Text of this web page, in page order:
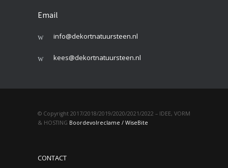
Email
info@dekortnatuursteen.nl
kees@dekortnatuursteen.nl
© Copyright 2017/2018/2019/2020/2021/2022 – IDEE, VORM
& HOSTING Boordevolreclame / WiseBite
CONTACT